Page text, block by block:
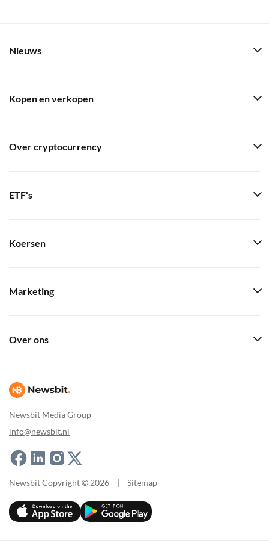
Newsbit Media Group
info@newsbit.nl
Nieuws
Kopen en verkopen
Over cryptocurrency
ETF's
Koersen
Marketing
Over ons
Newsbit Copyright © 2026 | Sitemap